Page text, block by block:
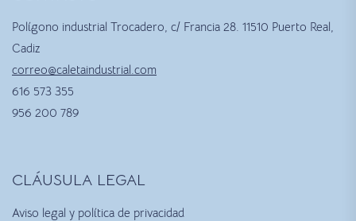
Polígono industrial Trocadero, c/ Francia 28. 11510 Puerto Real,
Cadiz
correo@caletaindustrial.com
616 573 355
956 200 789
CLÁUSULA LEGAL
Aviso legal y política de privacidad